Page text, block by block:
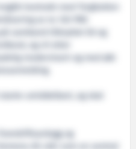
kontrakt med Torghatten
av to 120 PBE
samband tilknyttet E6 og
og vil etter
modernisert og med økt
umiddelbart, og skal
og